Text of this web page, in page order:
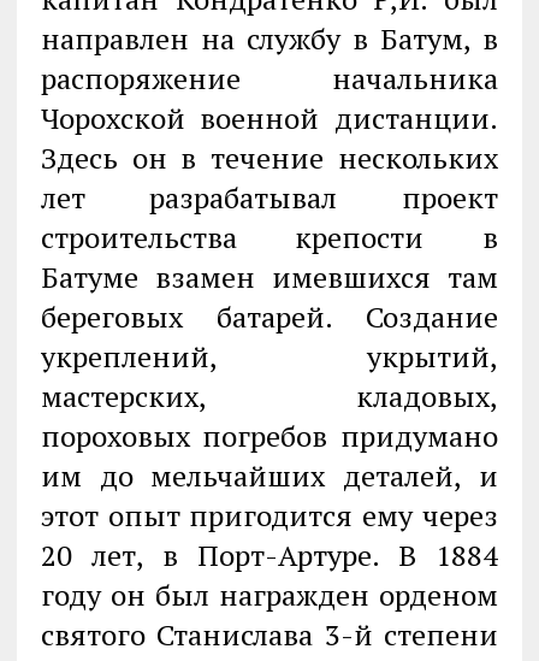
направлен на службу в Батум, в
распоряжение начальника
Чорохской военной дистанции.
Здесь он в течение нескольких
лет разрабатывал проект
строительства крепости в
Батуме взамен имевшихся там
береговых батарей. Создание
укреплений, укрытий,
мастерских, кладовых,
пороховых погребов придумано
им до мельчайших деталей, и
этот опыт пригодится ему через
20 лет, в Порт-Артуре. В 1884
году он был награжден орденом
святого Станислава 3-й степени